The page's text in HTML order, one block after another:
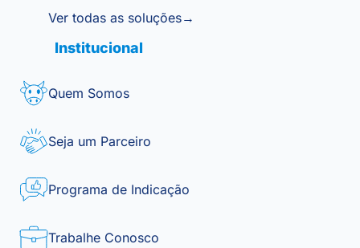
Ver todas as soluções→
Institucional
Quem Somos
Seja um Parceiro
Programa de Indicação
Trabalhe Conosco